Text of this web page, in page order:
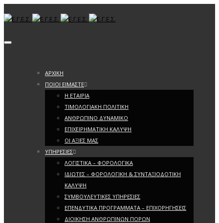
Toggle navigation
ΑΡΧΙΚΗ
ΠΟΙΟΙ ΕΙΜΑΣΤΕ
Η ΕΤΑΙΡΙΑ
ΤΙΜΟΛΟΓΙΑΚΗ ΠΟΛΙΤΙΚΗ
ΑΝΘΡΩΠΙΝΟ ΔΥΝΑΜΙΚΟ
ΕΠΙΧΕΙΡΗΜΑΤΙΚΗ ΚΑΛΥΨΗ
ΟΙ ΑΞΙΕΣ ΜΑΣ
ΥΠΗΡΕΣΙΕΣ
ΛΟΓΙΣΤΙΚΑ – ΦΟΡΟΛΟΓΙΚΑ
ΙΔΙΩΤΕΣ – ΦΟΡΟΛΟΓΙΚΗ & ΣΥΝΤΑΞΙΟΔΟΤΙΚΗ
ΚΑΛΥΨΗ
ΣΥΜΒΟΥΛΕΥΤΙΚΕΣ ΥΠΗΡΕΣΙΕΣ
ΕΠΕΝΔΥΤΙΚΑ ΠΡΟΓΡΑΜΜΑΤΑ – ΕΠΙΧΟΡΗΓΗΣΕΙΣ
ΔΙΟΙΚΗΣΗ ΑΝΘΡΩΠΙΝΩΝ ΠΟΡΩΝ